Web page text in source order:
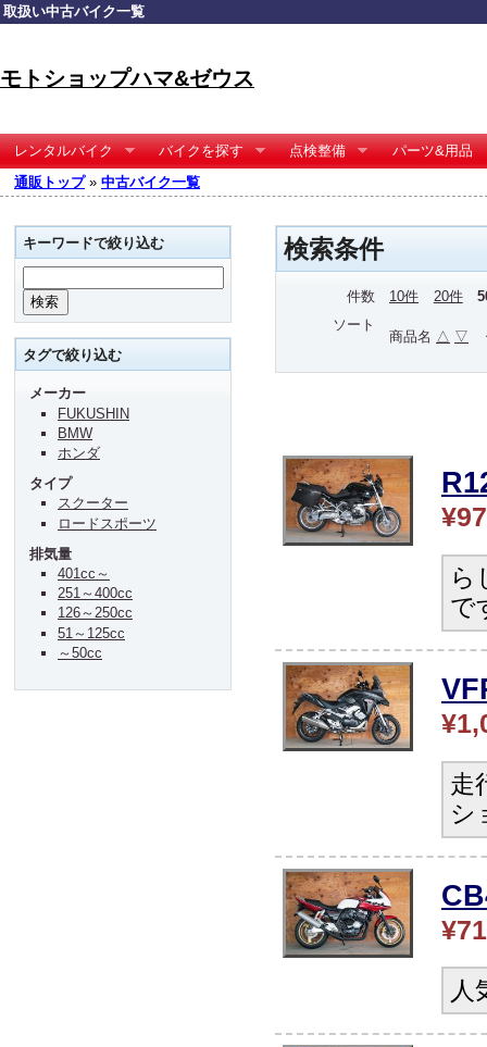
取扱い中古バイク一覧
モトショップハマ&ゼウス
レンタルバイク バイクを探す 点検整備
パーツ&用品
通販トップ» 中古バイク一覧
検索条件
件数 10件 20件
ソート
商品名 △ ▽
ら
で
走
シ
人
キーワードで絞り込む
タグで絞り込む
メーカー
FUKUSHIN
BMW
ホンダ
タイプ
スクーター
ロードスポーツ
排気量
401cc～
251～400cc
126～250cc
51～125cc
～50cc